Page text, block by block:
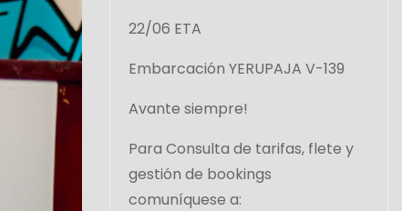
22/06 ETA
Embarcación YERUPAJA V-139
Avante siempre!
Para Consulta de tarifas, flete y
gestión de bookings
comuníquese a: